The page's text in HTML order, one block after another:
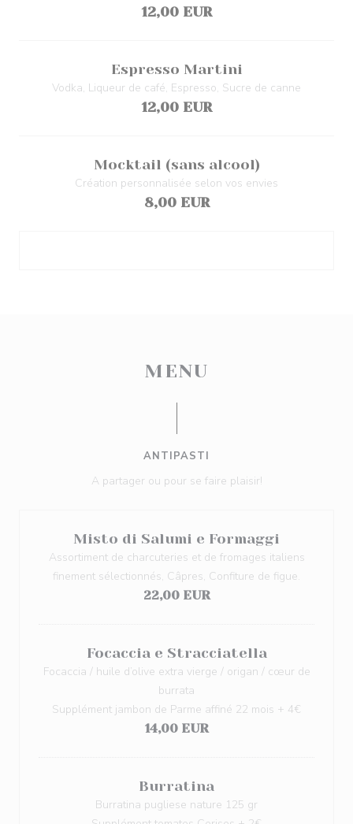
12,00 EUR
Espresso Martini
Vodka, Liqueur de café, Espresso, Sucre de canne
12,00 EUR
Mocktail (sans alcool)
Création personnalisée selon vos envies
8,00 EUR
MENU
ANTIPASTI
A partager ou pour se faire plaisir!
Misto di Salumi e Formaggi
Assortiment de charcuteries et de fromages italiens
finement sélectionnés, Câpres, Confiture de figue.
22,00 EUR
Focaccia e Stracciatella
Focaccia / huile d’olive extra vierge / origan / cœur de
burrata
Supplément jambon de Parme affiné 22 mois + 4€
14,00 EUR
Burratina
Burratina pugliese nature 125 gr